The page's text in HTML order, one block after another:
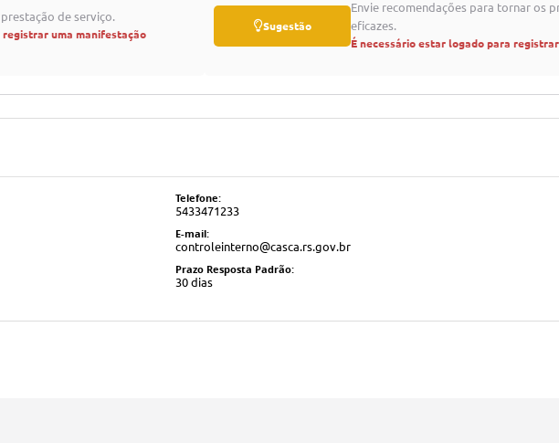
de serviço.
registrar uma manifestação
Sugestão
Envie recomendações para tornar os
eficazes.
É necessário estar logado para
Telefone:
5433471233
E-mail:
controleinterno@casca.rs.gov.br
Prazo Resposta Padrão:
30 dias